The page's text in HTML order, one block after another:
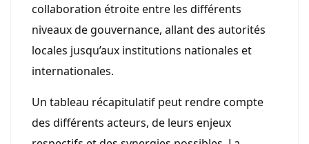
collaboration étroite entre les différents
niveaux de gouvernance, allant des autorités
locales jusqu’aux institutions nationales et
internationales.
Un tableau récapitulatif peut rendre compte
des différents acteurs, de leurs enjeux